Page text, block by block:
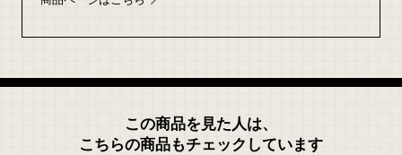
この商品を見た人は、
こちらの商品もチェックしています